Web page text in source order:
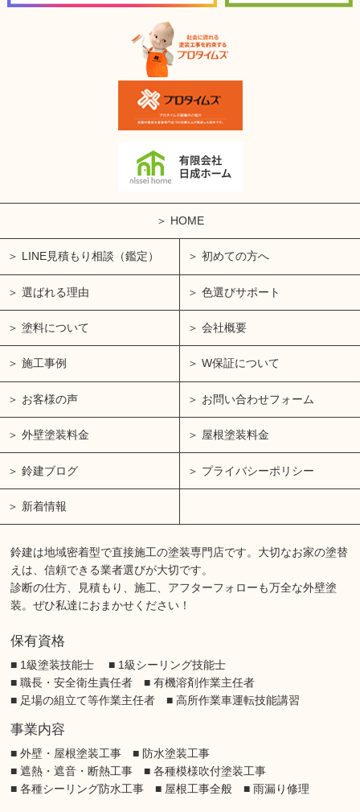
HOME
LINE見積もり相談（鑑定） 初めての方へ
選ばれる理由 色選びサポート
塗料について 会社概要
施工事例 W保証について
お客様の声 お問い合わせフォーム
外壁塗装料金 屋根塗装料金
鈴建ブログ プライバシーポリシー
新着情報
鈴建は地域密着型で直接施工の塗装専門店です。大切なお家の塗替
えは、信頼できる業者選びが大切です。
診断の仕方、見積もり、施工、アフターフォローも万全な外壁塗
装。ぜひ私達におまかせください！
保有資格
■ 1級塗装技能士 ■ 1級シーリング技能士
■ 職長・安全衛生責任者 ■ 有機溶剤作業主任者
■ 足場の組立て等作業主任者 ■ 高所作業車運転技能講習
事業内容
■ 外壁・屋根塗装工事 ■ 防水塗装工事
■ 遮熱・遮音・断熱工事 ■ 各種模様吹付塗装工事
■ 各種シーリング防水工事 ■ 屋根工事全般 ■ 雨漏り修理